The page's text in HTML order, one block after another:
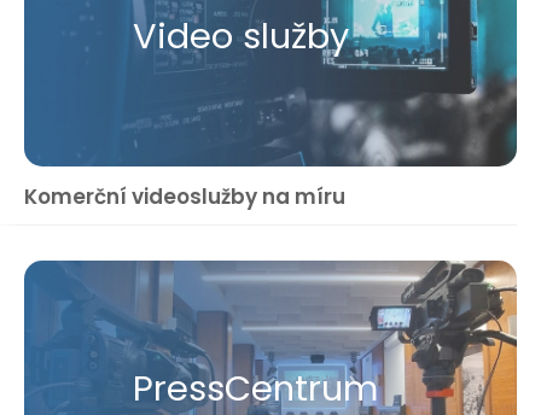
Video služby
Komerční videoslužby na míru
Press​Centrum